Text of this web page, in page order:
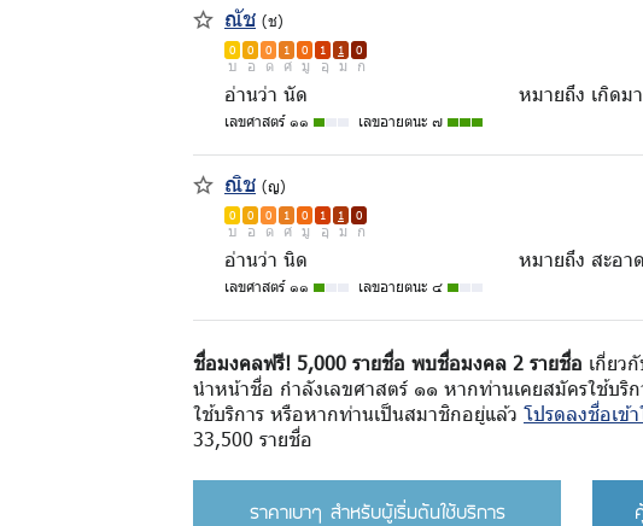
ณัช (ช)
0 0 0 1 0 1 1 0
บ อ ด ศ มู อุ ม ก
อ่านว่า นัด หมายถึง เกิดม
เลขศาสตร์ ๑๑ เลขอายตนะ ๗
ณิช (ญ)
0 0 0 1 0 1 1 0
บ อ ด ศ มู อุ ม ก
อ่านว่า นิด หมายถึง สะอา
เลขศาสตร์ ๑๑ เลขอายตนะ ๔
ชื่อมงคลฟรี! 5,000 รายชื่อ พบชื่อมงคล 2 รายชื่อ เกี่ยว
นำหน้าชื่อ กำลังเลขศาสตร์ ๑๑ หากท่านเคยสมัครใช้บริ
ใช้บริการ หรือหากท่านเป็นสมาชิกอยู่แล้ว โปรดลงชื่อเข้
33,500 รายชื่อ
ราคาเบาๆ สำหรับผู้เริ่มต้นใช้บริการ